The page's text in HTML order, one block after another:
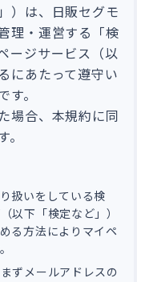
）は、日販セグモ
理・運営する「検
ージサービス（以
にあたって遵守い
。
場合、本規約に同
扱いをしている検
以下「検定など」）
る方法によりマイペ
ずメールアドレスの